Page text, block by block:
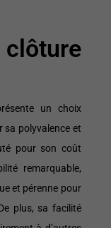
clôture
un choix
sa polyvalence et
pour son coût
remarquable,
et pérenne pour
plus, sa facilité